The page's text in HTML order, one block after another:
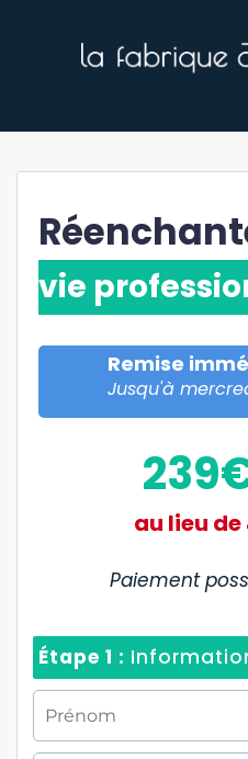
vie
Remise
Jusqu'à
239
au lieu
Paiement
Étape 1 :